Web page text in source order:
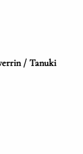
/ Tanuki